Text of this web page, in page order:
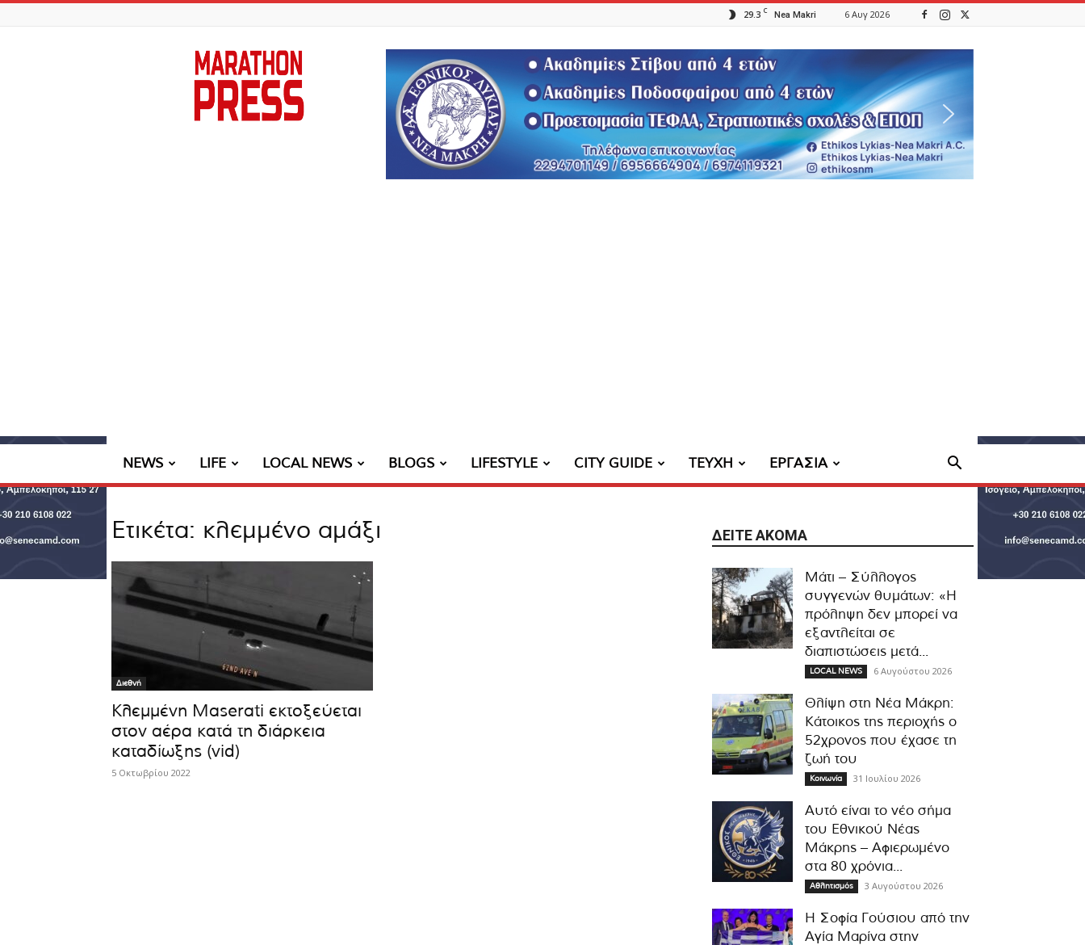
29.3 C Nea Makri 6 Αυγ 2026
Marathon
Press
NEWS LIFE LOCAL NEWS BLOGS LIFESTYLE CITY GUIDE ΤΕΥΧΗ ΕΡΓΑΣΙΑ
Ετικέτα: κλεμμένο αμάξι
Διεθνή
Κλεμμένη Maserati εκτοξεύεται
στον αέρα κατά τη διάρκεια
καταδίωξης (vid)
5 Οκτωβρίου 2022
ΔΕΊΤΕ ΑΚΌΜΑ
Μάτι – Σύλλογος
συγγενών θυμάτων: «Η
πρόληψη δεν μπορεί να
εξαντλείται σε
διαπιστώσεις μετά...
LOCAL NEWS 6 Αυγούστου 2026
Θλίψη στη Νέα Μάκρη:
Κάτοικος της περιοχής ο
52χρονος που έχασε τη
ζωή του
Κοινωνία 31 Ιουλίου 2026
Αυτό είναι το νέο σήμα
του Εθνικού Νέας
Μάκρης – Αφιερωμένο
στα 80 χρόνια...
Αθλητισμός 3 Αυγούστου 2026
Η Σοφία Γούσιου από την
Αγία Μαρίνα στην